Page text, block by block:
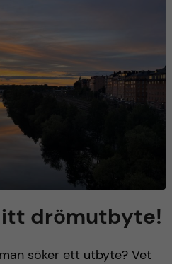
drömutbyte!
söker ett utbyte? Vet